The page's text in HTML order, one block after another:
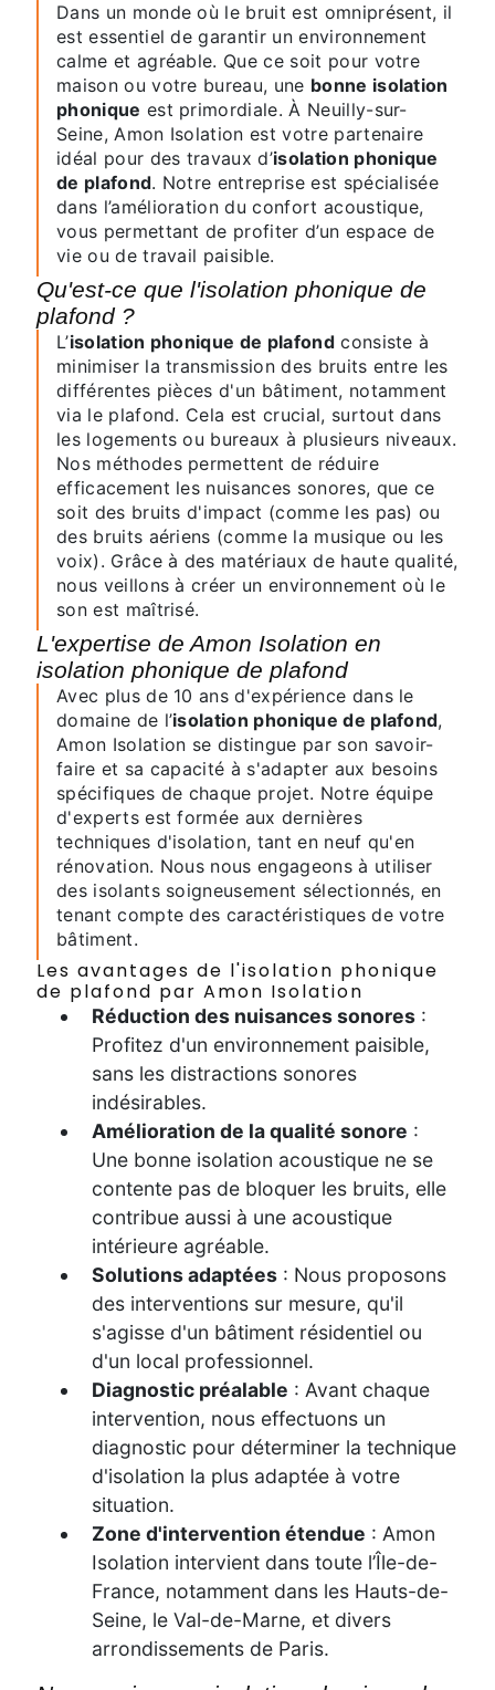
Dans un monde où le bruit est omniprésent, il
est essentiel de garantir un environnement
calme et agréable. Que ce soit pour votre
maison ou votre bureau, une bonne isolation
phonique est primordiale. À Neuilly-sur-
Seine, Amon Isolation est votre partenaire
idéal pour des travaux d’isolation phonique
de plafond. Notre entreprise est spécialisée
dans l’amélioration du confort acoustique,
vous permettant de profiter d’un espace de
vie ou de travail paisible.
Qu'est-ce que l'isolation phonique de
plafond ?
L’isolation phonique de plafondconsiste à
minimiser la transmission des bruits entre les
différentes pièces d'un bâtiment, notamment
via le plafond. Cela est crucial, surtout dans
les logements ou bureaux à plusieurs niveaux.
Nos méthodes permettent de réduire
efficacement les nuisances sonores, que ce
soit des bruits d'impact (comme les pas) ou
des bruits aériens (comme la musique ou les
voix). Grâce à des matériaux de haute qualité,
nous veillons à créer un environnement où le
son est maîtrisé.
L'expertise de Amon Isolation en
isolation phonique de plafond
Avec plus de 10 ans d'expérience dans le
domaine de l’isolation phonique de plafond,
Amon Isolation se distingue par son savoir-
faire et sa capacité à s'adapter aux besoins
spécifiques de chaque projet. Notre équipe
d'experts est formée aux dernières
techniques d'isolation, tant en neuf qu'en
rénovation. Nous nous engageons à utiliser
des isolants soigneusement sélectionnés, en
tenant compte des caractéristiques de votre
bâtiment.
Les avantages de l'isolation phonique
de plafond par Amon Isolation
Réduction des nuisances sonores :
Profitez d'un environnement paisible,
sans les distractions sonores
indésirables.
Amélioration de la qualité sonore :
Une bonne isolation acoustique ne se
contente pas de bloquer les bruits, elle
contribue aussi à une acoustique
intérieure agréable.
Solutions adaptées : Nous proposons
des interventions sur mesure, qu'il
s'agisse d'un bâtiment résidentiel ou
d'un local professionnel.
Diagnostic préalable : Avant chaque
intervention, nous effectuons un
diagnostic pour déterminer la technique
d'isolation la plus adaptée à votre
situation.
Zone d'intervention étendue : Amon
Isolation intervient dans toute l’Île-de-
France, notamment dans les Hauts-de-
Seine, le Val-de-Marne, et divers
arrondissements de Paris.